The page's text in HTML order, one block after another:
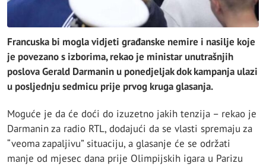
Francuska bi mogla vidjeti građanske nemire i nasilje koje
je povezano s izborima, rekao je ministar unutrašnjih
poslova Gerald Darmanin u ponedjeljak dok kampanja ulazi
u posljednju sedmicu prije prvog kruga glasanja.
Moguće je da će doći do izuzetno jakih tenzija – rekao je
Darmanin za radio RTL, dodajući da se vlasti spremaju za
“veoma zapaljivu” situaciju, a glasanje će se održati
manje od mjesec dana prije Olimpijskih igara u Parizu